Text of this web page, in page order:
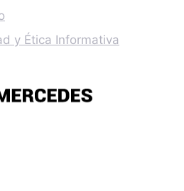
y Ética Informativa